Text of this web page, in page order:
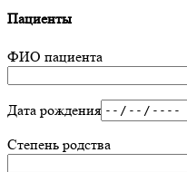
Пациенты
ФИО пациента
Дата рождения
Степень родства